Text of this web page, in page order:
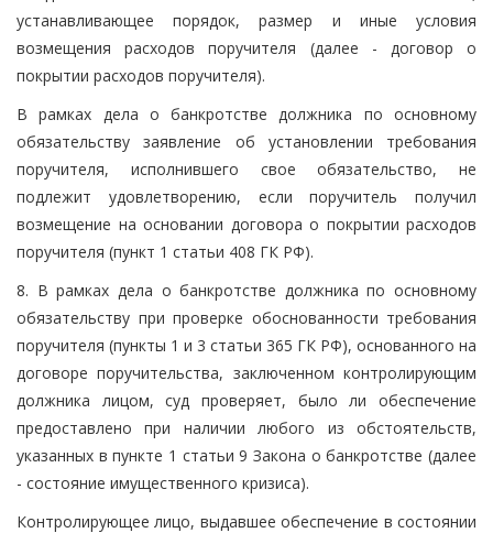
устанавливающее порядок, размер и иные условия
возмещения расходов поручителя (далее - договор о
покрытии расходов поручителя).
В рамках дела о банкротстве должника по основному
обязательству заявление об установлении требования
поручителя, исполнившего свое обязательство, не
подлежит удовлетворению, если поручитель получил
возмещение на основании договора о покрытии расходов
поручителя (пункт 1 статьи 408 ГК РФ).
8. В рамках дела о банкротстве должника по основному
обязательству при проверке обоснованности требования
поручителя (пункты 1 и 3 статьи 365 ГК РФ), основанного на
договоре поручительства, заключенном контролирующим
должника лицом, суд проверяет, было ли обеспечение
предоставлено при наличии любого из обстоятельств,
указанных в пункте 1 статьи 9 Закона о банкротстве (далее
- состояние имущественного кризиса).
Контролирующее лицо, выдавшее обеспечение в состоянии